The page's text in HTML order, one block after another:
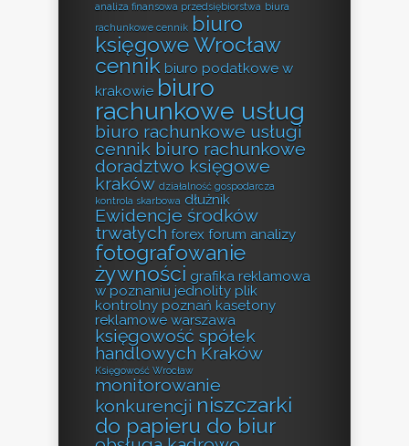
analiza finansowa przedsiębiorstwa biura
rachunkowe cennik biuro
księgowe Wrocław
cennik biuro podatkowe w
krakowie biuro
rachunkowe usług
biuro rachunkowe usługi
cennik biuro rachunkowe
doradztwo księgowe
kraków działalność gospodarcza
kontrola skarbowa dłużnik
Ewidencje środków
trwałych forex forum analizy
fotografowanie
żywności grafika reklamowa
w poznaniu jednolity plik
kontrolny poznań kasetony
reklamowe warszawa
księgowość spółek
handlowych Kraków
Księgowość Wrocław
monitorowanie
konkurencji niszczarki
do papieru do biur